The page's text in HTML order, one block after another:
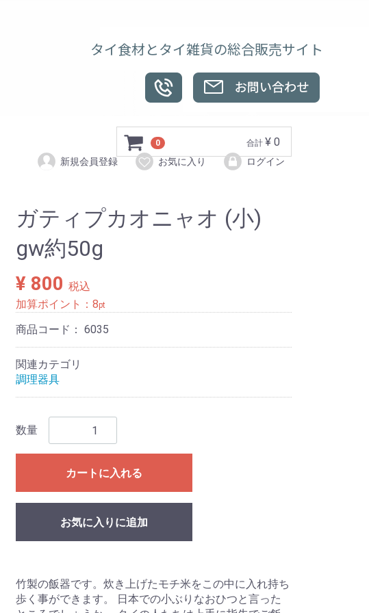
タイ食材とタイ雑貨の総合販売サイト
0 合計 ¥ 0
新規会員登録 お気に入り ログイン
ガティプカオニャオ (小)
gw約50g
¥ 800 税込
加算ポイント： 8pt
商品コード： 6035
関連カテゴリ
調理器具
数量
カートに入れる
お気に入りに追加
竹製の飯器です。炊き上げたモチ米をこの中に入れ持ち
歩く事ができます。 日本での小ぶりなおひつと言った